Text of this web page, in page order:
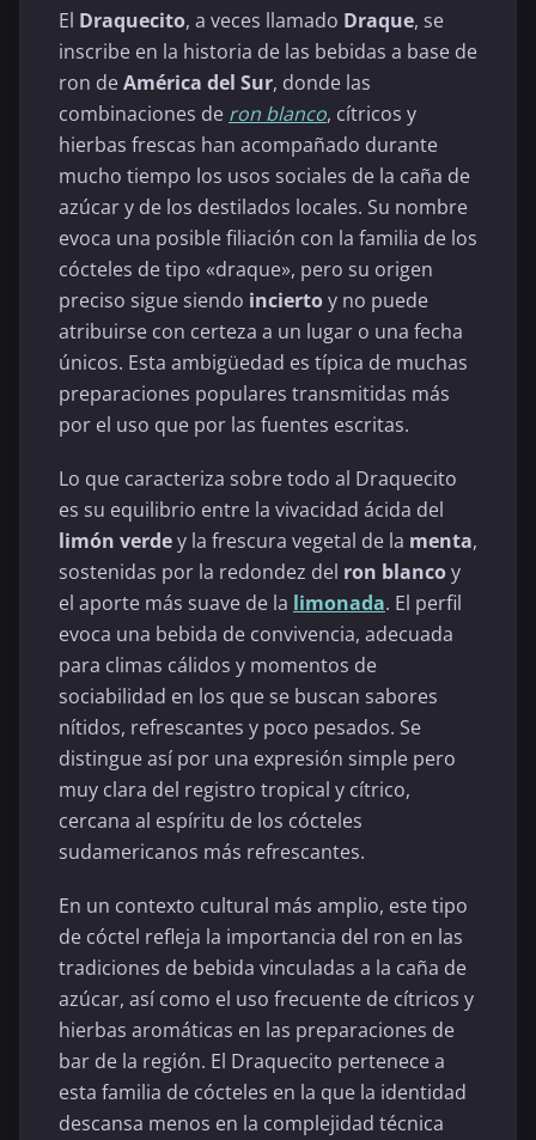
El Draquecito, a veces llamado Draque, se
inscribe en la historia de las bebidas a base de
ron deAmérica del Sur, donde las
combinaciones de ron blanco, cítricos y
hierbas frescas han acompañado durante
mucho tiempo los usos sociales de la caña de
azúcar y de los destilados locales. Su nombre
evoca una posible filiación con la familia de los
cócteles de tipo «draque», pero su origen
preciso sigue siendo inciertoy no puede
atribuirse con certeza a un lugar o una fecha
únicos. Esta ambigüedad es típica de muchas
preparaciones populares transmitidas más
por el uso que por las fuentes escritas.
Lo que caracteriza sobre todo al Draquecito
es su equilibrio entre la vivacidad ácida del
limón verdey la frescura vegetal de la menta,
sostenidas por la redondez del ron blancoy
el aporte más suave de la limonada. El perfil
evoca una bebida de convivencia, adecuada
para climas cálidos y momentos de
sociabilidad en los que se buscan sabores
nítidos, refrescantes y poco pesados. Se
distingue así por una expresión simple pero
muy clara del registro tropical y cítrico,
cercana al espíritu de los cócteles
sudamericanos más refrescantes.
En un contexto cultural más amplio, este tipo
de cóctel refleja la importancia del ron en las
tradiciones de bebida vinculadas a la caña de
azúcar, así como el uso frecuente de cítricos y
hierbas aromáticas en las preparaciones de
bar de la región. El Draquecito pertenece a
esta familia de cócteles en la que la identidad
descansa menos en la complejidad técnica